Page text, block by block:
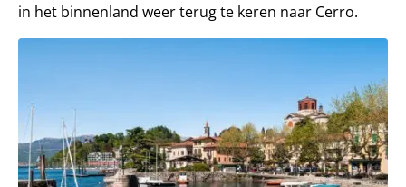
in het binnenland weer terug te keren naar Cerro.